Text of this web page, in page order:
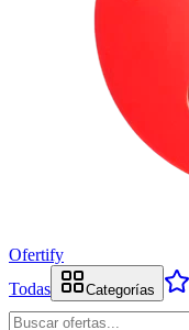
Ofertify
Todas
Categorías